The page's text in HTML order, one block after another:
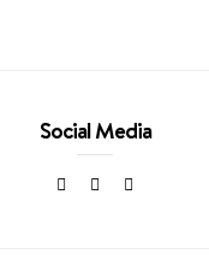
Social Media